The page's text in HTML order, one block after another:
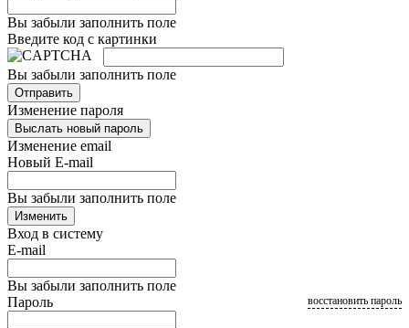
Вы забыли заполнить поле
Введите код с картинки
Вы забыли заполнить поле
Отправить
Изменение пароля
Выслать новый пароль
Изменение email
Новый E-mail
Вы забыли заполнить поле
Изменить
Вход в систему
E-mail
Вы забыли заполнить поле
Пароль
восстановить пароль